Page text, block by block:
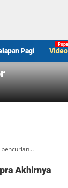
Pagi Video
pencurian…
Akhirnya